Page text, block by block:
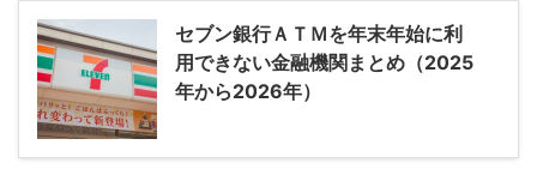
セブン銀行ＡＴＭを年末年始に利
用できない金融機関まとめ（2025
年から2026年）